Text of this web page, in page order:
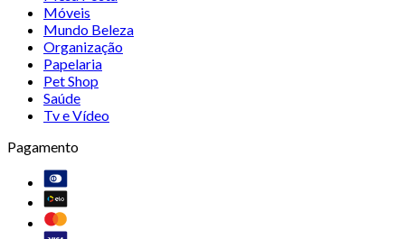
Móveis
Mundo Beleza
Organização
Papelaria
Pet Shop
Saúde
Tv e Vídeo
Pagamento